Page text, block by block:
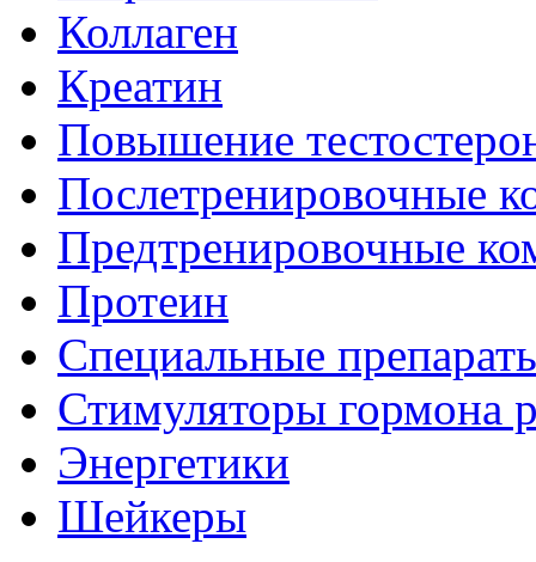
Коллаген
Креатин
Повышение
Послетренировочные
Предтренировочные
Протеин
Специальные
Стимуляторы гормона
Энергетики
Шейкеры